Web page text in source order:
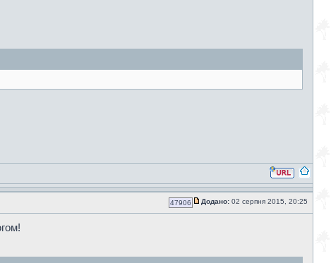
47906 Додано: 02 серпня 2015, 20:25